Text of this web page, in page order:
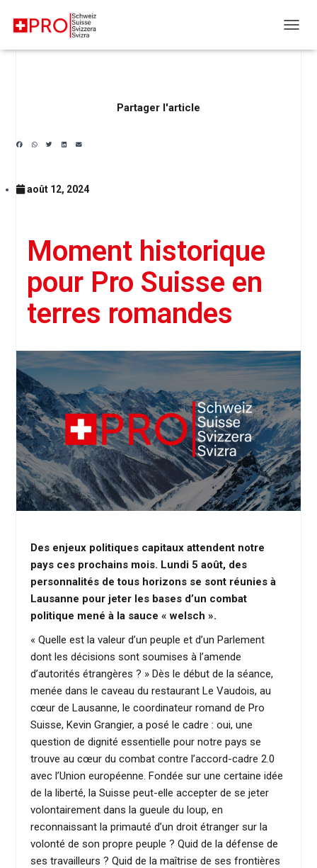
août 12, 2024
Partager l'article
Moment historique
pour Pro Suisse en
terres romandes
Des enjeux politiques capitaux attendent notre
pays ces prochains mois. Lundi 5 août, des
personnalités de tous horizons se sont réunies à
Lausanne pour jeter les bases d’un combat
politique mené à la sauce « welsch ».
« Quelle est la valeur d’un peuple et d’un Parlement
dont les décisions sont soumises à l’amende
d’autorités étrangères ? » Dès le début de la séance,
menée dans le caveau du restaurant Le Vaudois, au
cœur de Lausanne, le coordinateur romand de Pro
Suisse, Kevin Grangier, a posé le cadre : oui, une
question de dignité essentielle pour notre pays se
trouve au cœur du combat contre l’accord-cadre 2.0
avec l’Union européenne. Fondée sur une certaine idée
de la liberté, la Suisse peut-elle accepter de se jeter
volontairement dans la gueule du loup, en
reconnaissant la primauté d’un droit étranger sur la
volonté de son propre peuple ? Quid de la défense de
ses travailleurs ? Quid de la maîtrise de ses frontières